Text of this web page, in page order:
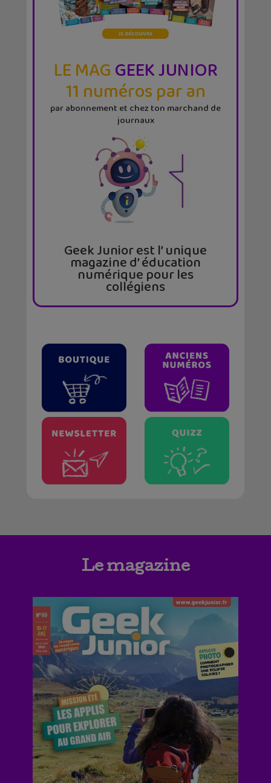
LE MAGGEEK JUNIOR
11 numéros par an
par abonnement et chez ton marchand de
journaux
Geek Junior est l’ unique
magazine d’ éducation
numérique pour les
collégiens
Le magazine